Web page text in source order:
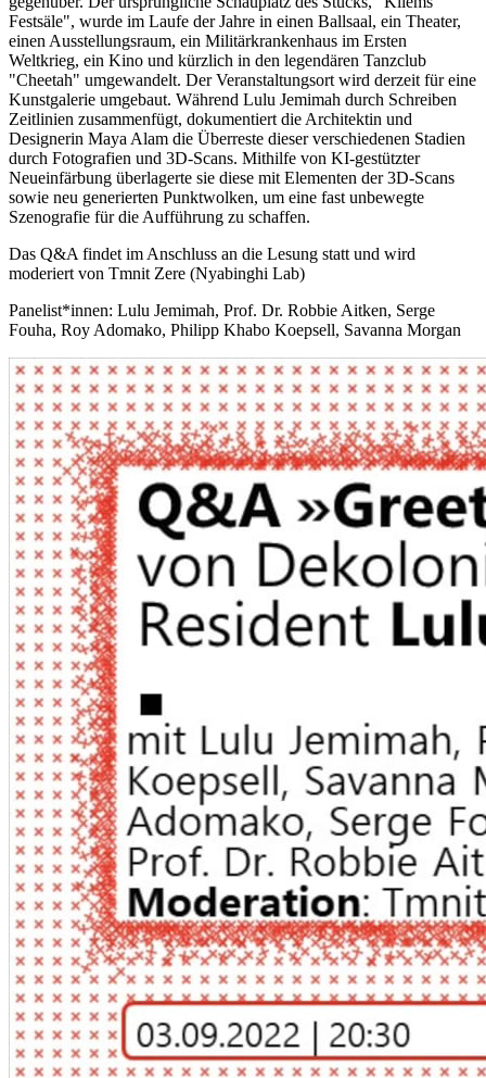
Festsäle", wurde im Laufe der Jahre in einen Ballsaal, ein Theater,
einen Ausstellungsraum, ein Militärkrankenhaus im Ersten
Weltkrieg, ein Kino und kürzlich in den legendären Tanzclub
"Cheetah" umgewandelt. Der Veranstaltungsort wird derzeit für eine
Kunstgalerie umgebaut. Während Lulu Jemimah durch Schreiben
Zeitlinien zusammenfügt, dokumentiert die Architektin und
Designerin Maya Alam die Überreste dieser verschiedenen Stadien
durch Fotografien und 3D-Scans. Mithilfe von KI-gestützter
Neueinfärbung überlagerte sie diese mit Elementen der 3D-Scans
sowie neu generierten Punktwolken, um eine fast unbewegte
Szenografie für die Aufführung zu schaffen.
Das Q&A findet im Anschluss an die Lesung statt und wird
moderiert von Tmnit Zere (Nyabinghi Lab)
Panelist*innen: Lulu Jemimah, Prof. Dr. Robbie Aitken, Serge
Fouha, Roy Adomako, Philipp Khabo Koepsell, Savanna Morgan